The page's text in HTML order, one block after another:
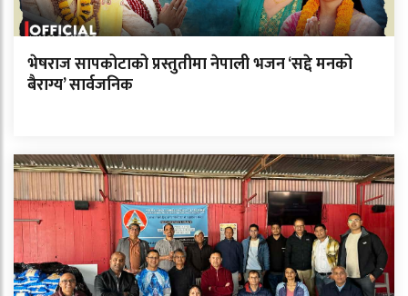
भेषराज सापकोटाको प्रस्तुतीमा नेपाली भजन ‘सद्दे मनको
बैराग्य’ सार्वजनिक